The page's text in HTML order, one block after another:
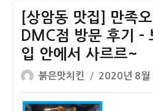
[상암동 맛집] 만족
DMC점 방문 후기 –
입 안에서 사르르~
글
쓴
이
붉은맛치킨
작
성
일
2020년 8월